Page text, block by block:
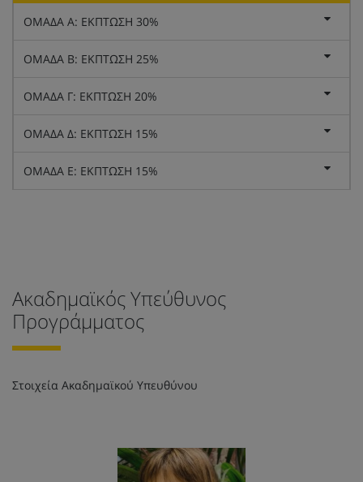
ΟΜΑΔΑ Α: ΕΚΠΤΩΣΗ 30%
ΟΜΑΔΑ Β: ΕΚΠΤΩΣΗ 25%
ΟΜΑΔΑ Γ: ΕΚΠΤΩΣΗ 20%
ΟΜΑΔΑ Δ: ΕΚΠΤΩΣΗ 15%
ΟΜΑΔΑ Ε: ΕΚΠΤΩΣΗ 15%
Ακαδημαϊκός Υπεύθυνος
Προγράμματος
Στοιχεία Ακαδημαϊκού Υπευθύνου